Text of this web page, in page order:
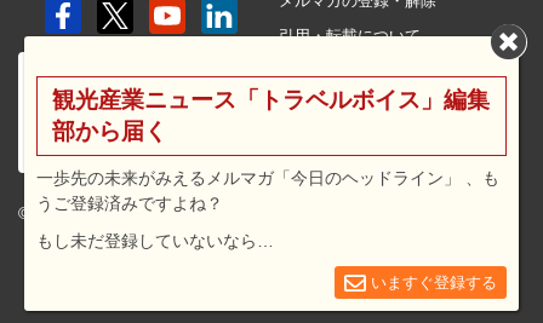
© 2026 travel voice.
引用・転載について
利用規約
広告メニュー・料金
観光産業ニュース「トラベルボイス」編集
部から届く
一歩先の未来がみえるメルマガ「今日のヘッドライン」 、も
うご登録済みですよね？
もし未だ登録していないなら…
いますぐ登録する